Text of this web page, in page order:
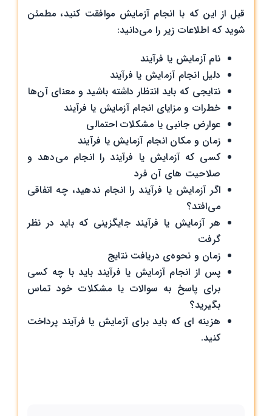
قبل از این که با انجام آزمایش موافقت کنید، مطمئن
شوید که اطلاعات زیر را می‌دانید:
نام آزمایش یا فرآیند
دلیل انجام آزمایش یا فرآیند
نتایجی که باید انتظار داشته باشید و معنای آن‌ها
خطرات و مزایای انجام آزمایش یا فرآیند
عوارض جانبی یا مشکلات احتمالی
زمان و مکان انجام آزمایش یا فرآیند
کسی که آزمایش یا فرآیند را انجام می‌دهد و
صلاحیت های آن فرد
اگر آزمایش یا فرآیند را انجام ندهید، چه اتفاقی
می‌افتد؟
هر آزمایش یا فرآیند جایگزینی که باید در نظر
گرفت
زمان و نحوه‌ی دریافت نتایج
پس از انجام آزمایش یا فرآیند باید با چه کسی
برای پاسخ به سوالات یا مشکلات خود تماس
بگیرید؟
هزینه ای که باید برای آزمایش یا فرآیند پرداخت
کنید.